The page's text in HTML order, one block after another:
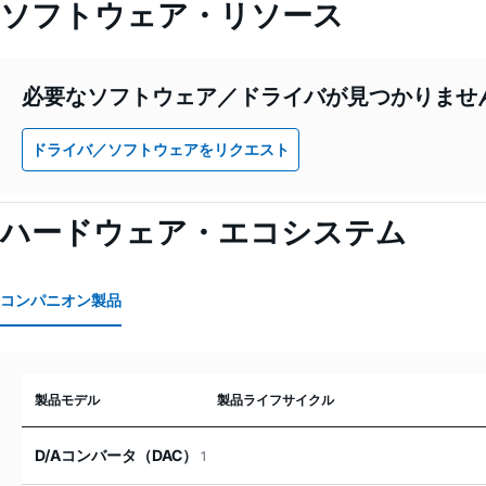
ソフトウェア・リソース
必要なソフトウェア／ドライバが見つかりませ
ドライバ／ソフトウェアをリクエスト
ハードウェア・エコシステム
コンパニオン製品
製品モデル 製品ライフサイクル
D/Aコンバータ（DAC） 1